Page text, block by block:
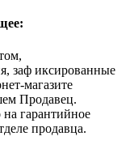
заф иксированные
магазите
Продавец.
гарантийное
продавца.